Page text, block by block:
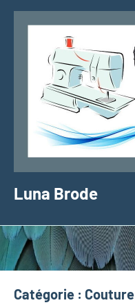
Aller
Luna Brode
Catégorie : Couture